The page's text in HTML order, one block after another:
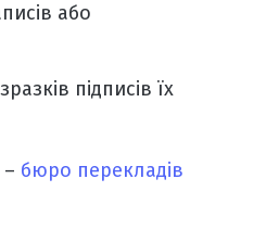
або
підписів їх
бюро перекладів